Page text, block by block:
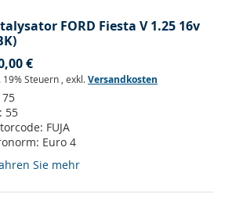
FORD Fiesta V 1.25 16v
€
19% Steuern , exkl.Versandkosten
75
55
FUJA
Euro 4
Sie mehr